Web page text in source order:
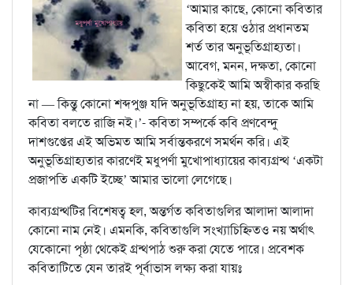
‘আমার কাছে, কোনো কবিতার
কবিতা হয়ে ওঠার প্রধানতম
শর্ত তার অনুভূতিগ্রাহ্যতা।
আবেগ, মনন, দক্ষতা, কোনো
কিছুকেই আমি অস্বীকার করছি
না — কিন্তু কোনো শব্দপুঞ্জ যদি অনুভূতিগ্রাহ্য না হয়, তাকে আমি
কবিতা বলতে রাজি নই।’- কবিতা সম্পর্কে কবি প্রণবেন্দু
দাশগুপ্তের এই অভিমত আমি সর্বান্তকরণে সমর্থন করি। এই
অনুভূতিগ্রাহ্যতার কারণেই মধুপর্ণা মুখোপাধ্যায়ের কাব্যগ্রন্থ ‘একটা
প্রজাপতি একটি ইচ্ছে’ আমার ভালো লেগেছে।
কাব্যগ্রন্থটির বিশেষত্ব হল, অন্তর্গত কবিতাগুলির আলাদা আলাদা
কোনো নাম নেই। এমনকি, কবিতাগুলি সংখ্যাচিহ্নিতও নয় অর্থাৎ
যেকোনো পৃষ্ঠা থেকেই গ্রন্থপাঠ শুরু করা যেতে পারে। প্রবেশক
কবিতাটিতে যেন তারই পূর্বাভাস লক্ষ্য করা যায়ঃ